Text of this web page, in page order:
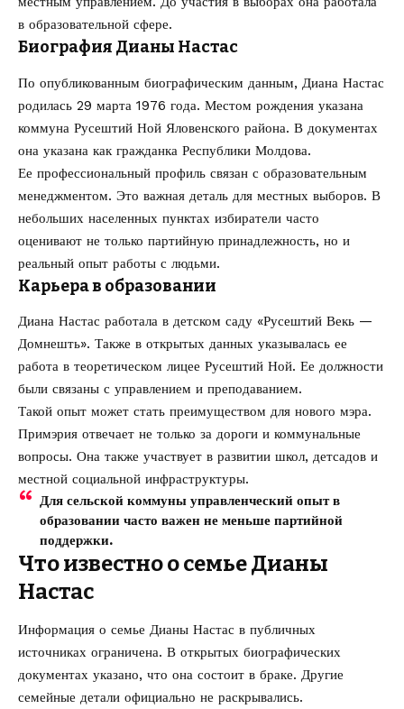
в образовательной сфере.
Биография Дианы Настас
По опубликованным биографическим данным, Диана Настас
родилась 29 марта 1976 года. Местом рождения указана
коммуна Русештий Ной Яловенского района. В документах
она указана как гражданка Республики Молдова.
Ее профессиональный профиль связан с образовательным
менеджментом. Это важная деталь для местных выборов. В
небольших населенных пунктах избиратели часто
оценивают не только партийную принадлежность, но и
реальный опыт работы с людьми.
Карьера в образовании
Диана Настас работала в детском саду «Русештий Векь —
Домнешть». Также в открытых данных указывалась ее
работа в теоретическом лицее Русештий Ной. Ее должности
были связаны с управлением и преподаванием.
Такой опыт может стать преимуществом для нового мэра.
Примэрия отвечает не только за дороги и коммунальные
вопросы. Она также участвует в развитии школ, детсадов и
местной социальной инфраструктуры.
Для сельской коммуны управленческий опыт в
образовании часто важен не меньше партийной
поддержки.
Что известно о семье Дианы
Настас
Информация о семье Дианы Настас в публичных
источниках ограничена. В открытых биографических
документах указано, что она состоит в браке. Другие
семейные детали официально не раскрывались.